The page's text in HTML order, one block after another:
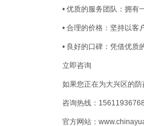
• 优质的服务团队：拥有
• 合理的价格：坚持以客
• 良好的口碑：凭借优质
立即咨询
如果您正在为大兴区的
咨询热线：15611936768
官方网站：